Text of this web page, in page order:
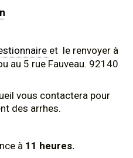
et le renvoyer à
au 5 rue Fauveau. 92140
vous contactera pour
des arrhes.
à 11 heures.